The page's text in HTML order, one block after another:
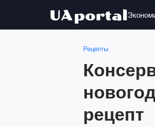
Рецепты
рецепт